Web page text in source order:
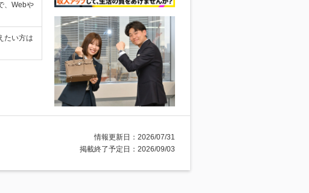
、Webや
たい方は
情報更新日：2026/07/31
掲載終了予定日：2026/09/03